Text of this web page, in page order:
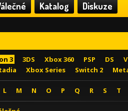
Katalog Diskuze
3 3DS Xbox 360 PSP DS
Xbox Series Switch 2
L M N O P Q R S T